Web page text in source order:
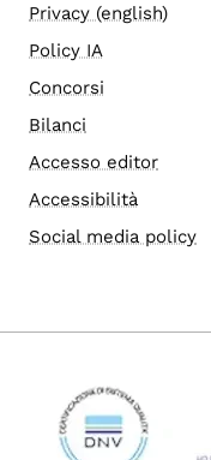
Privacy (english)
Policy IA
Concorsi
Bilanci
Accesso editor
Accessibilità
Social media policy